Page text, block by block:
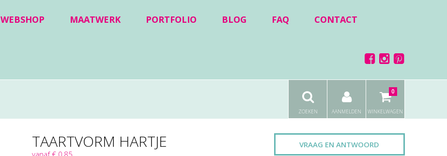
WEBSHOP MAATWERK PORTFOLIO BLOG FAQ CONTACT
ZOEKEN AANMELDEN WINKELWAGEN
0
TAARTVORM HARTJE
vanaf € 0,85
VRAAG EN ANTWOORD